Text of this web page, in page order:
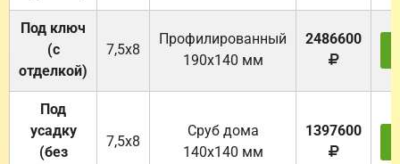
Под ключ
(с
отделкой)
7,5х8
Профилированный
190х140 мм
2486600
Под
усадку
(без
7,5х8
Cруб дома
140х140 мм
1397600